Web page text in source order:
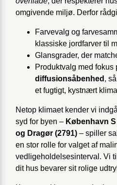
omgivende miljø. Derfor
Farvevalg og
klassiske jordfarver til
Glansgrader, der
Produktvalg med fokus
diffusionsåbenhed ,
et fugtigt, kystnært
Netop klimaet kender vi
syd for byen – København
og Dragør (2791) – spiller
en stor rolle for valget af
vedligeholdelsesinterval. Vi
dit hus bevarer sit rolige